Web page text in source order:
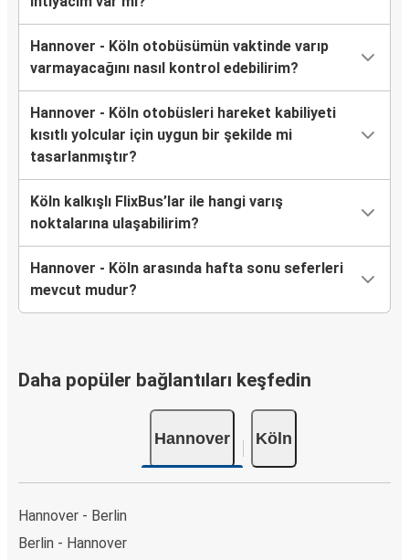
Hannover - Köln otobüsümün vaktinde varıp
varmayacağını nasıl kontrol edebilirim?
Hannover - Köln otobüsleri hareket kabiliyeti
kısıtlı yolcular için uygun bir şekilde mi
tasarlanmıştır?
Köln kalkışlı FlixBus’lar ile hangi varış
noktalarına ulaşabilirim?
Hannover - Köln arasında hafta sonu seferleri
mevcut mudur?
Daha popüler bağlantıları keşfedin
Hannover Köln
Hannover - Berlin
Berlin - Hannover